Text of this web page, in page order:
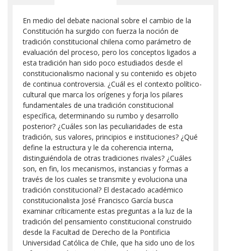
En medio del debate nacional sobre el cambio de la
Constitución ha surgido con fuerza la noción de
tradición constitucional chilena como parámetro de
evaluación del proceso, pero los conceptos ligados a
esta tradición han sido poco estudiados desde el
constitucionalismo nacional y su contenido es objeto
de continua controversia. ¿Cuál es el contexto político-
cultural que marca los orígenes y forja los pilares
fundamentales de una tradición constitucional
específica, determinando su rumbo y desarrollo
posterior? ¿Cuáles son las peculiaridades de esta
tradición, sus valores, principios e instituciones? ¿Qué
define la estructura y le da coherencia interna,
distinguiéndola de otras tradiciones rivales? ¿Cuáles
son, en fin, los mecanismos, instancias y formas a
través de los cuales se transmite y evoluciona una
tradición constitucional? El destacado académico
constitucionalista José Francisco García busca
examinar críticamente estas preguntas a la luz de la
tradición del pensamiento constitucional construido
desde la Facultad de Derecho de la Pontificia
Universidad Católica de Chile, que ha sido uno de los